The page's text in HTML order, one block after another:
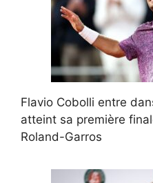
Flavio Cobolli entre
atteint sa première
Roland-Garros